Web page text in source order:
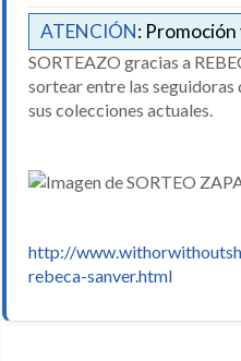
ATENCIÓN: Promoción
SORTEAZO gracias a
sortear entre las seguidoras
sus colecciones actuales.
http://
rebeca-sanver.html